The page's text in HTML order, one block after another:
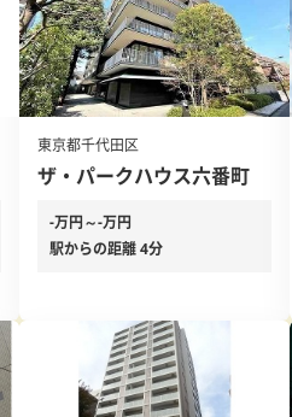
東京都千代田区
ザ・パークハウス六番町
-万円～-万円
駅からの距離 4分